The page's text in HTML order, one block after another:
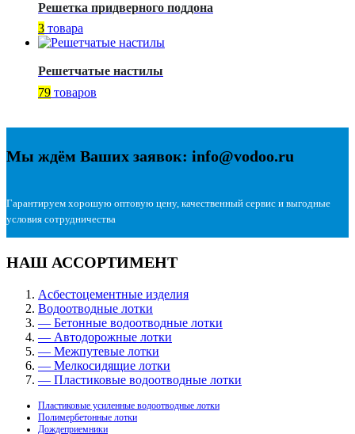
Решетка придверного поддона
3 товара
Решетчатые настилы
79 товаров
Мы ждём Ваших заявок: info@vodoo.ru
Гарантируем хорошую оптовую цену, качественный сервис и выгодные
условия сотрудничества
НАШ АССОРТИМЕНТ
Асбестоцементные изделия
Водоотводные лотки
— Бетонные водоотводные лотки
— Автодорожные лотки
— Межпутевые лотки
— Мелкосидящие лотки
— Пластиковые водоотводные лотки
Пластиковые усиленные водоотводные лотки
Полимербетонные лотки
Дождеприемники